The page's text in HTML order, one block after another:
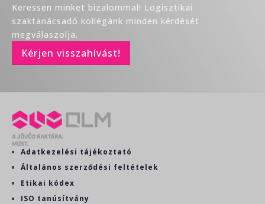
Keressen minket bizalommal! Logisztikai
szaktanácsadó kollégánk minden kérdését
megválaszolja.
Kérjen visszahívást!
Adatkezelési tájékoztató
Általános szerződési feltételek
Etikai kódex
ISO tanúsítvány